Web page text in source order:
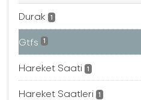
Durak 1
Gtfs 1
Hareket Saati 1
Hareket Saatleri 1